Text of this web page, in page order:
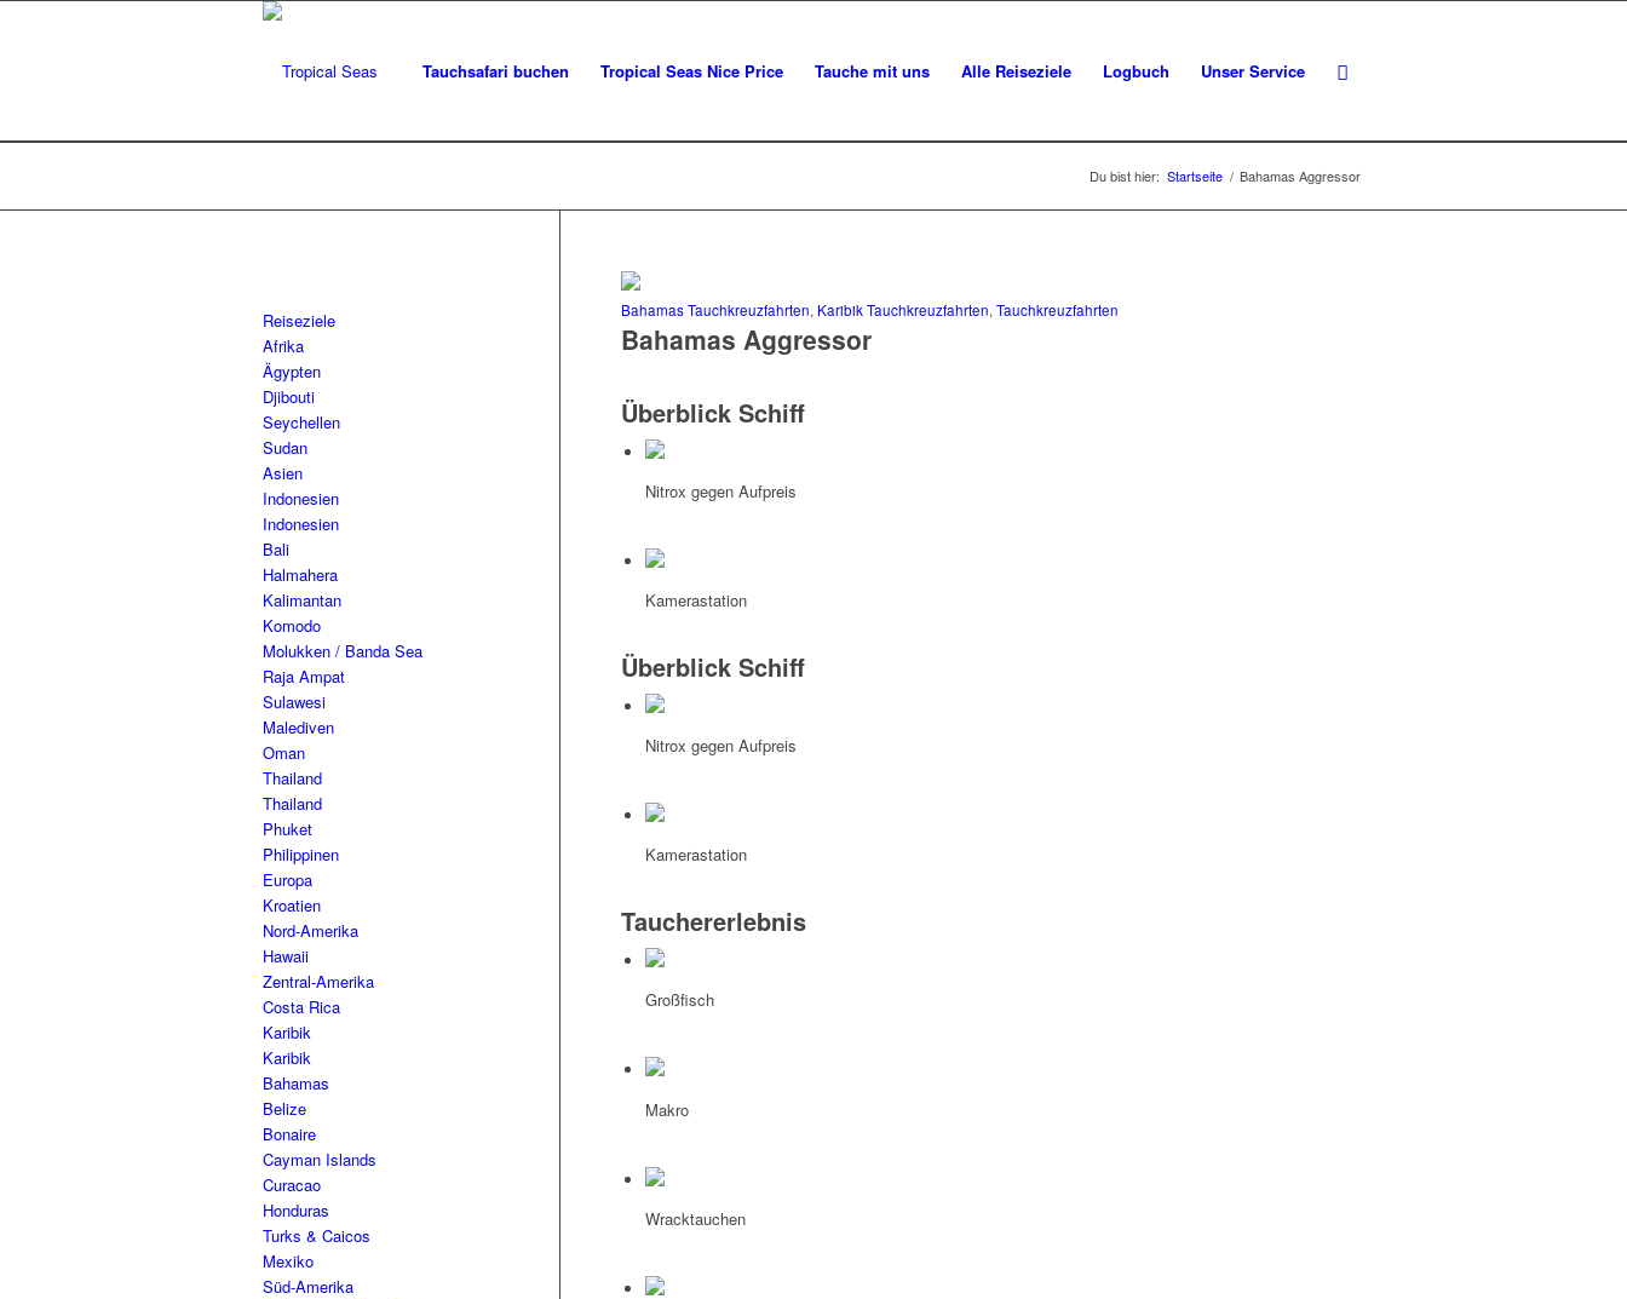
Tauchsafari buchen Tropical Seas Nice Price Tauche mit uns Alle Reiseziele Logbuch Unser Service
Du bist hier: Startseite / Bahamas Aggressor
Bahamas Tauchkreuzfahrten, Karibik Tauchkreuzfahrten, Tauchkreuzfahrten
Bahamas Aggressor
Überblick Schiff
Nitrox gegen Aufpreis
Kamerastation
Überblick Schiff
Nitrox gegen Aufpreis
Kamerastation
Tauchererlebnis
Großfisch
Makro
Wracktauchen
Reiseziele
Afrika
Ägypten
Djibouti
Seychellen
Sudan
Asien
Indonesien
Indonesien
Bali
Halmahera
Kalimantan
Komodo
Molukken / Banda Sea
Raja Ampat
Sulawesi
Malediven
Oman
Thailand
Thailand
Phuket
Philippinen
Europa
Kroatien
Nord-Amerika
Hawaii
Zentral-Amerika
Costa Rica
Karibik
Karibik
Bahamas
Belize
Bonaire
Cayman Islands
Curacao
Honduras
Turks & Caicos
Mexiko
Süd-Amerika